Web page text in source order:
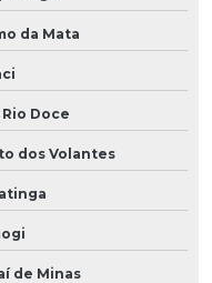
da Mata
Doce
dos Volantes
de Minas